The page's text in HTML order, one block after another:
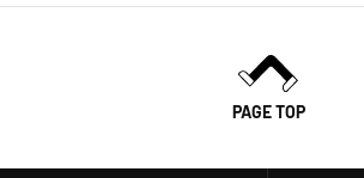
PAGE TOP